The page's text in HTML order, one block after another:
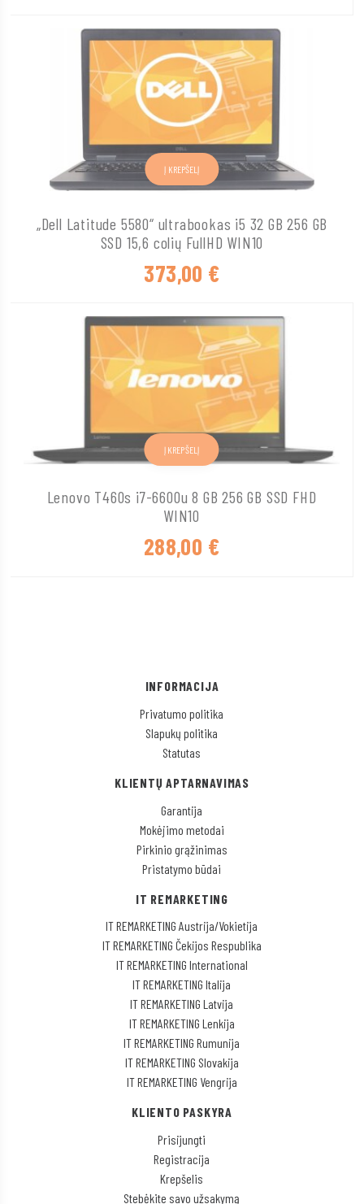
„Dell Latitude 5580“ ultrabookas i5 32 GB 256 GB
SSD 15,6 colių FullHD WIN10
373,00 €
Į KREPŠELĮ
Lenovo T460s i7-6600u 8 GB 256 GB SSD FHD
WIN10
288,00 €
Į KREPŠELĮ
INFORMACIJA
Privatumo politika
Slapukų politika
Statutas
KLIENTŲ APTARNAVIMAS
Garantija
Mokėjimo metodai
Pirkinio grąžinimas
Pristatymo būdai
IT REMARKETING
IT REMARKETING Austrija/Vokietija
IT REMARKETING Čekijos Respublika
IT REMARKETING International
IT REMARKETING Italija
IT REMARKETING Latvija
IT REMARKETING Lenkija
IT REMARKETING Rumunija
IT REMARKETING Slovakija
IT REMARKETING Vengrija
KLIENTO PASKYRA
Prisijungti
Registracija
Krepšelis
Stebėkite savo užsakymą